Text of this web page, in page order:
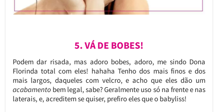
5. VÁ DE BOBES!
Podem dar risada, mas adoro bobes, adoro, me sindo Dona
Florinda total com eles! hahaha Tenho dos mais finos e dos
mais largos, daqueles com velcro, e acho que eles dão um
acabamento bem legal, sabe? Geralmente uso só na frente e nas
laterais, e, acreditem se quiser, prefiro eles que o babyliss!